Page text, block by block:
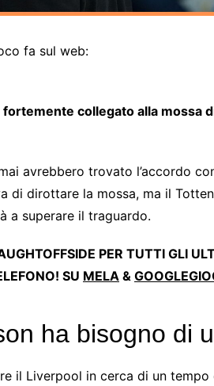
fa sul web:
collegato alla mossa
avrebbero trovato l’accordo
di dirottare la mossa, ma il
a superare il traguardo.
PER TUTTI GLI
SU MELA &
ha bisogno di
il Liverpool in cerca di un